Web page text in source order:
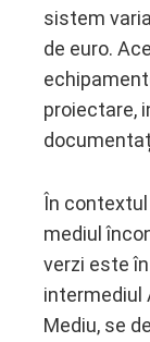
sistem
de euro.
proiectare,
În
mediul
verzi este
intermediul
Mediu, se